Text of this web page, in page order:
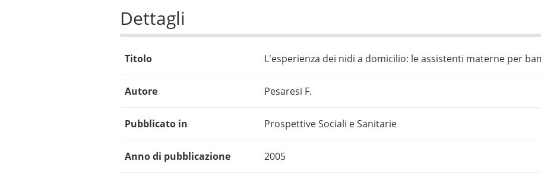
Dettagli
Titolo L'esperienza dei nidi a domicilio: le assistenti materne per
Autore Pesaresi F.
Pubblicato in Prospettive Sociali e Sanitarie
Anno di pubblicazione 2005